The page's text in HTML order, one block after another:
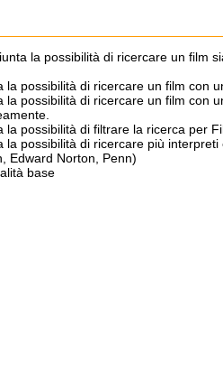
la possibilità di ricercare un film
la possibilità di ricercare un film con
la possibilità di ricercare un film con
la possibilità di filtrare la ricerca per
la possibilità di ricercare più
Edward Norton, Penn)
base